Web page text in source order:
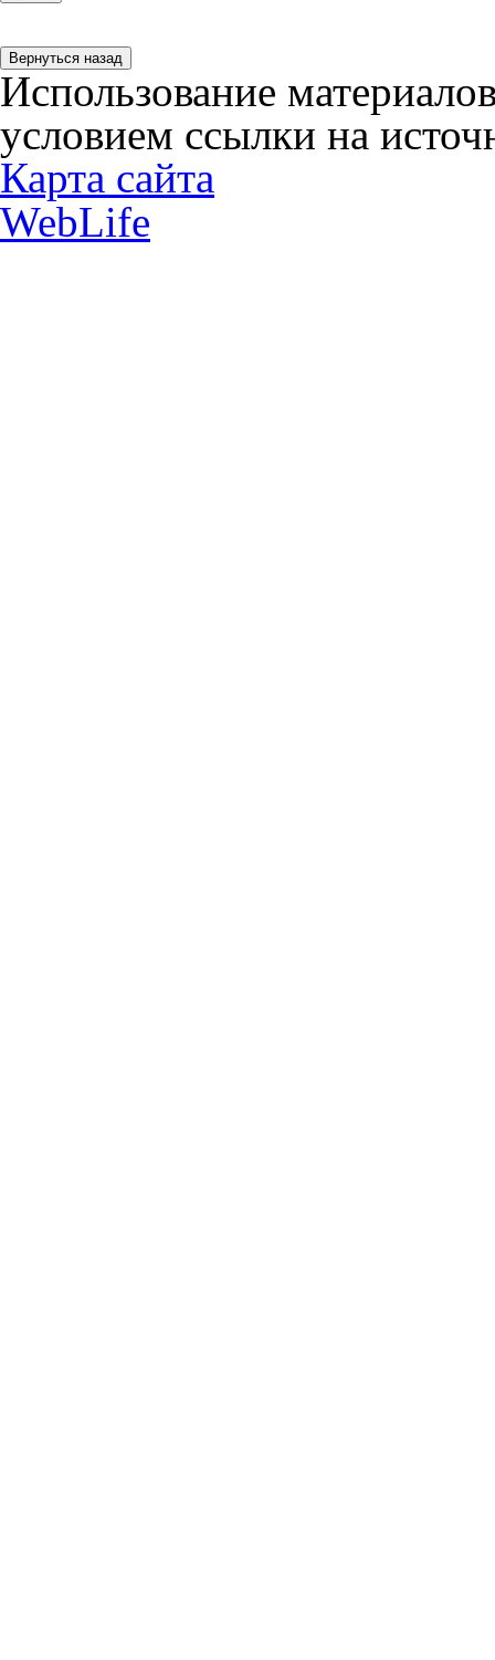
Использование
условием ссылки на
Карта сайта
WebLife